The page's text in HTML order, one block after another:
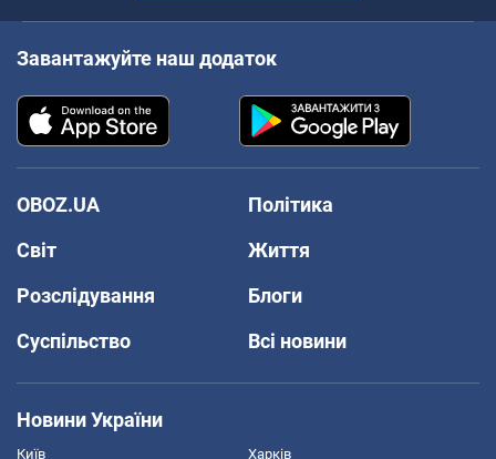
Завантажуйте наш додаток
OBOZ.UA
Політика
Світ
Життя
Розслідування
Блоги
Суспільство
Всі новини
Новини України
Київ Харків